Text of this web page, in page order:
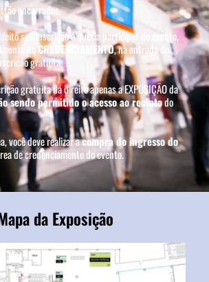
encerradas.
feito sua inscrição e queria participar do evento,
noCREDENCIAMENTO, na entrada do
gratuita.
gratuita dá direito apenas a EXPOSIÇÃO da
sendo permitido o acesso ao recintodo
você deve realizar acompra do ingresso do
de credenciamento do evento.
da Exposição